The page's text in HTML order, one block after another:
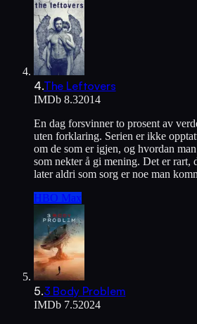
4.The Leftovers
IMDb 8.32014
En dag forsvinner to prosent av
uten forklaring. Serien er ikke
om de som er igjen, og hvordan
som nekter å gi mening. Det er rart,
later aldri som sorg er noe man
HBO Max
5.3 Body Problem
IMDb 7.52024